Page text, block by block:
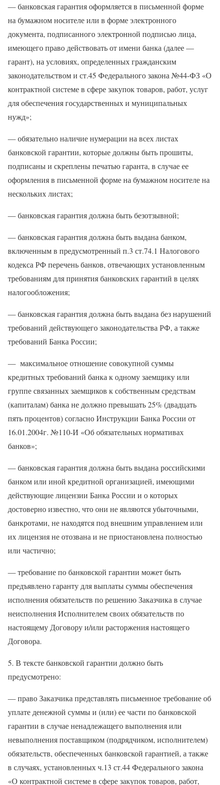
— банковская гарантия оформляется в письменной форме
на бумажном носителе или в форме электронного
документа, подписанного электронной подписью лица,
имеющего право действовать от имени банка (далее —
гарант), на условиях, определенных гражданским
законодательством и ст.45 Федерального закона №44-ФЗ «О
контрактной системе в сфере закупок товаров, работ, услуг
для обеспечения государственных и муниципальных
нужд»;
— обязательно наличие нумерации на всех листах
банковской гарантии, которые должны быть прошиты,
подписаны и скреплены печатью гаранта, в случае ее
оформления в письменной форме на бумажном носителе на
нескольких листах;
— банковская гарантия должна быть безотзывной;
— банковская гарантия должна быть выдана банком,
включенным в предусмотренный п.3 ст.74.1 Налогового
кодекса РФ перечень банков, отвечающих установленным
требованиям для принятия банковских гарантий в целях
налогообложения;
— банковская гарантия должна быть выдана без нарушений
требований действующего законодательства РФ, а также
требований Банка России;
— максимальное отношение совокупной суммы
кредитных требований банка к одному заемщику или
группе связанных заемщиков к собственным средствам
(капиталам) банка не должно превышать 25% (двадцать
пять процентов) согласно Инструкции Банка России от
16.01.2004г. №110-И «Об обязательных нормативах
банков»;
— банковская гарантия должна быть выдана российскими
банком или иной кредитной организацией, имеющими
действующие лицензии Банка России и о которых
достоверно известно, что они не являются убыточными,
банкротами, не находятся под внешним управлением или
их лицензия не отозвана и не приостановлена полностью
или частично;
— требование по банковской гарантии может быть
предъявлено гаранту для выплаты суммы обеспечения
исполнения обязательств по решению Заказчика в случае
неисполнения Исполнителем своих обязательств по
настоящему Договору и/или расторжения настоящего
Договора.
5. В тексте банковской гарантии должно быть
предусмотрено:
— право Заказчика представлять письменное требование об
уплате денежной суммы и (или) ее части по банковской
гарантии в случае ненадлежащего выполнения или
невыполнения поставщиком (подрядчиком, исполнителем)
обязательств, обеспеченных банковской гарантией, а также
в случаях, установленных ч.13 ст.44 Федерального закона
«О контрактной системе в сфере закупок товаров, работ,